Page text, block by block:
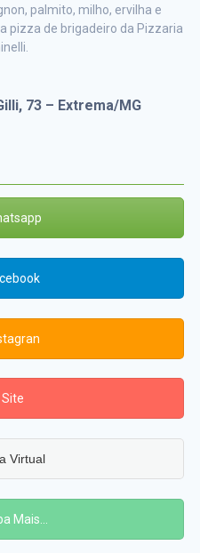
palmito, milho, ervilha e
pizza de brigadeiro da Pizzaria
73 – Extrema/MG
Site
Virtual
Mais...